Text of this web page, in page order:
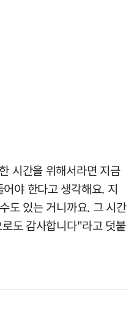
시간을 위해서라면 지금
야 한다고 생각해요. 지
도 있는 거니까요. 그 시간
도 감사합니다"라고 덧붙